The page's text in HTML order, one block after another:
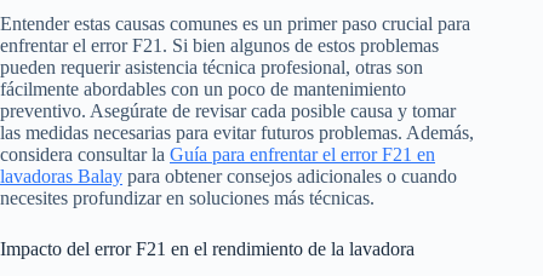
Entender estas causas comunes es un primer paso crucial para
enfrentar el error F21. Si bien algunos de estos problemas
pueden requerir asistencia técnica profesional, otras son
fácilmente abordables con un poco de mantenimiento
preventivo. Asegúrate de revisar cada posible causa y tomar
las medidas necesarias para evitar futuros problemas. Además,
considera consultar la Guía para enfrentar el error F21 en
lavadoras Balay para obtener consejos adicionales o cuando
necesites profundizar en soluciones más técnicas.
Impacto del error F21 en el rendimiento de la lavadora